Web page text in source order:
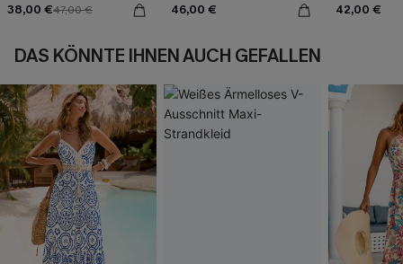
38,00 €47,00 € 46,00 € 42,00 €
DAS KÖNNTE IHNEN AUCH GEFALLEN